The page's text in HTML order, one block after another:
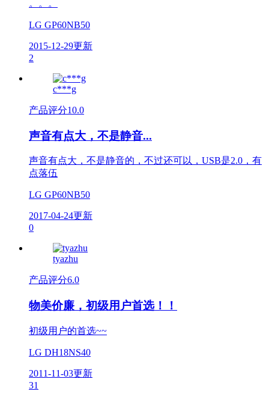
。。。
LG GP60NB50
2015-12-29更新
2
c***g
产品评分10.0
声音有点大，不是静音...
声音有点大，不是静音的，不过还可以，USB是2.0，有
点落伍
LG GP60NB50
2017-04-24更新
0
tyazhu
产品评分6.0
物美价廉，初级用户首选！！
初级用户的首选~~
LG DH18NS40
2011-11-03更新
31